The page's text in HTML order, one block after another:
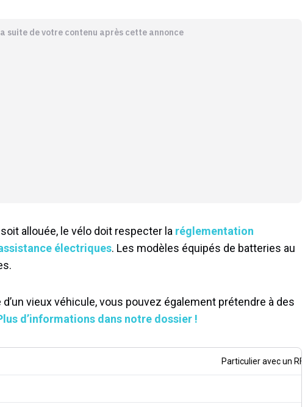
suite de votre contenu après cette annonce
allouée, le vélo doit respecter la réglementation
électriques. Les modèles équipés de batteries au
vieux véhicule, vous pouvez également prétendre à des
d’informations dans notre dossier !
Particulier avec un